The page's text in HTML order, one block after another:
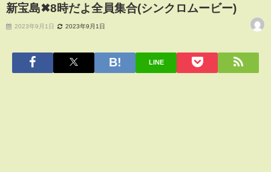
新宝島✖︎8時だよ全員集合(シンクロムービー)
2023年9月1日 2023年9月1日
LINE